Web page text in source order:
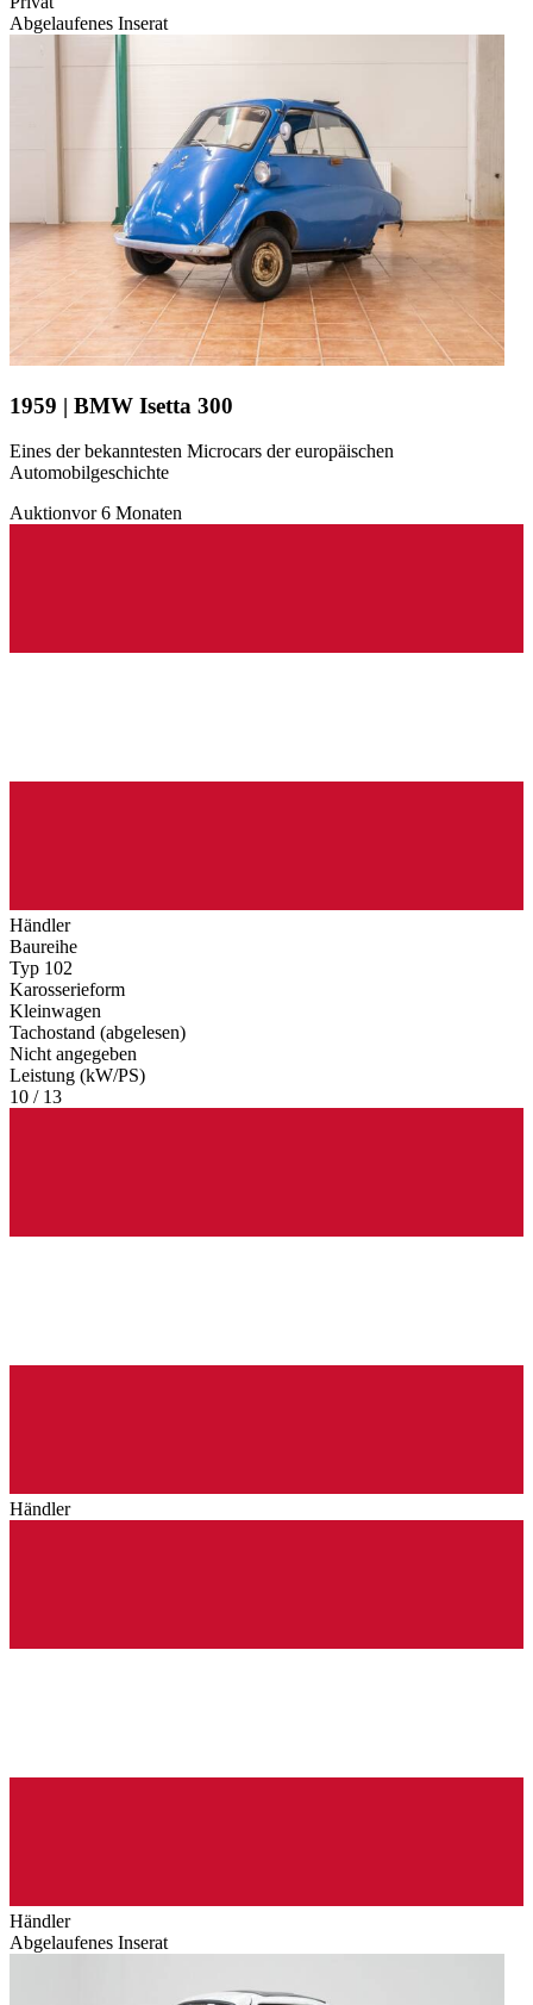
Abgelaufenes Inserat
1959 | BMW Isetta 300
Eines der bekanntesten Microcars der europäischen
Automobilgeschichte
Auktionvor 6 Monaten
Händler
Baureihe
Typ 102
Karosserieform
Kleinwagen
Tachostand (abgelesen)
Nicht angegeben
Leistung (kW/PS)
10 / 13
Händler
Händler
Abgelaufenes Inserat